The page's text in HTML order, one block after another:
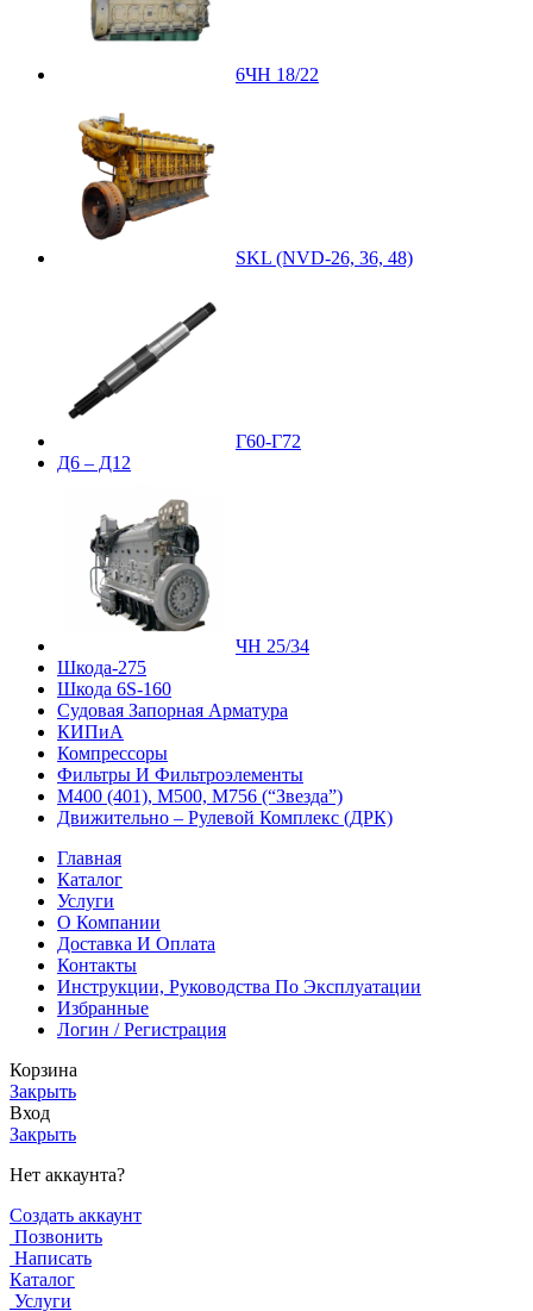
6ЧН 18/22
SKL (NVD-26, 36, 48)
Г60-Г72
Д6 – Д12
ЧН 25/34
Шкода-275
Шкода 6S-160
Судовая Запорная Арматура
КИПиА
Компрессоры
Фильтры И Фильтроэлементы
М400 (401), М500, М756 (“Звезда”)
Движительно – Рулевой Комплекс (ДРК)
Главная
Каталог
Услуги
О Компании
Доставка И Оплата
Контакты
Инструкции, Руководства По Эксплуатации
Избранные
Логин / Регистрация
Корзина
Закрыть
Вход
Закрыть
Нет аккаунта?
Создать аккаунт
Позвонить
Написать
Каталог
Услуги